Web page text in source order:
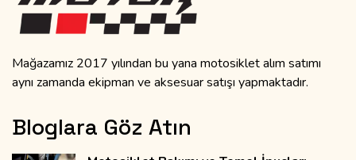
Mağazamız 2017 yılından bu yana motosiklet alım satımı
aynı zamanda ekipman ve aksesuar satışı yapmaktadır.
Bloglara Göz Atın